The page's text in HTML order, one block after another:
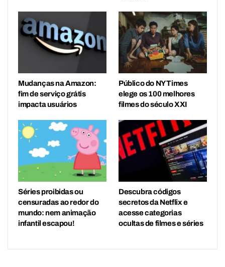
Mudanças na Amazon:
fim de serviço grátis
impacta usuários
Público do NY Times
elege os 100 melhores
filmes do século XXI
Séries proibidas ou
censuradas ao redor do
mundo: nem animação
infantil escapou!
Descubra códigos
secretos da Netflix e
acesse categorias
ocultas de filmes e séries